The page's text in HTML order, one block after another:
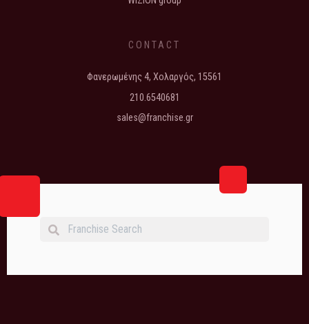
CONTACT
Φανερωμένης 4, Χολαργός, 15561
210.6540681
sales@franchise.gr